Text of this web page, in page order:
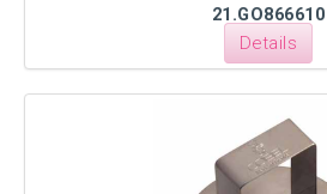
21.GO866610
Details